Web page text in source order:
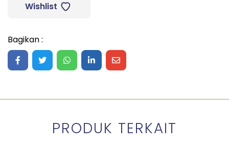
Wishlist
Bagikan :
Share on Facebook
Share on Twitter
Share on WhatsApp
Share on LinkedIn
Share on Mail
PRODUK TERKAIT